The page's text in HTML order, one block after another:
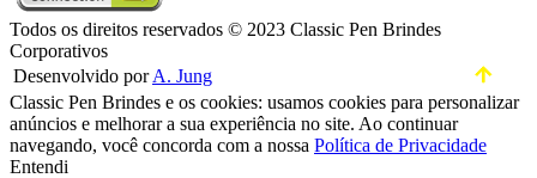
Todos os direitos reservados © 2023 Classic Pen Brindes
Corporativos
Desenvolvido porA. Jung
Classic Pen Brindes e os cookies: usamos cookies para personalizar
anúncios e melhorar a sua experiência no site. Ao continuar
navegando, você concorda com a nossa Política de Privacidade
Entendi